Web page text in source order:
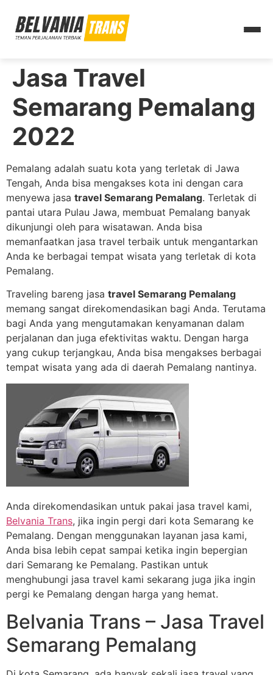
Jasa Travel
Semarang Pemalang
2022
Pemalang adalah suatu kota yang terletak di Jawa
Tengah, Anda bisa mengakses kota ini dengan cara
menyewa jasa travel Semarang Pemalang. Terletak di
pantai utara Pulau Jawa, membuat Pemalang banyak
dikunjungi oleh para wisatawan. Anda bisa
memanfaatkan jasa travel terbaik untuk mengantarkan
Anda ke berbagai tempat wisata yang terletak di kota
Pemalang.
Traveling bareng jasa travel Semarang Pemalang
memang sangat direkomendasikan bagi Anda. Terutama
bagi Anda yang mengutamakan kenyamanan dalam
perjalanan dan juga efektivitas waktu. Dengan harga
yang cukup terjangkau, Anda bisa mengakses berbagai
tempat wisata yang ada di daerah Pemalang nantinya.
Anda direkomendasikan untuk pakai jasa travel kami,
Belvania Trans, jika ingin pergi dari kota Semarang ke
Pemalang. Dengan menggunakan layanan jasa kami,
Anda bisa lebih cepat sampai ketika ingin bepergian
dari Semarang ke Pemalang. Pastikan untuk
menghubungi jasa travel kami sekarang juga jika ingin
pergi ke Pemalang dengan harga yang hemat.
Belvania Trans – Jasa Travel
Semarang Pemalang